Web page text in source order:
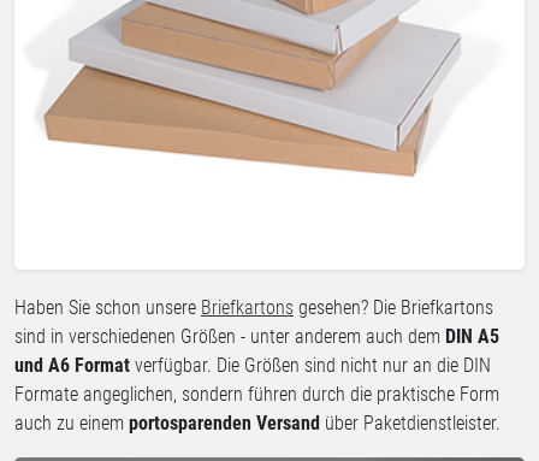
Haben Sie schon unsere Briefkartons gesehen? Die Briefkartons
sind in verschiedenen Größen - unter anderem auch dem DIN A5
und A6 Format verfügbar. Die Größen sind nicht nur an die DIN
Formate angeglichen, sondern führen durch die praktische Form
auch zu einem portosparenden Versand über Paketdienstleister.